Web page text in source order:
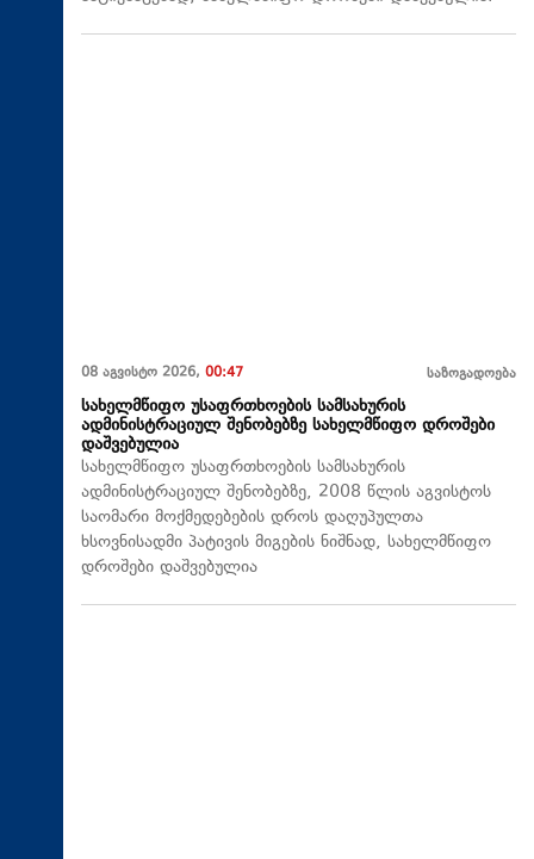
08 აგვისტო 2026, 00:47 საზოგადოება
სახელმწიფო უსაფრთხოების სამსახურის
ადმინისტრაციულ შენობებზე სახელმწიფო დროშები
დაშვებულია
სახელმწიფო უსაფრთხოების სამსახურის
ადმინისტრაციულ შენობებზე, 2008 წლის აგვისტოს
საომარი მოქმედებების დროს დაღუპულთა
ხსოვნისადმი პატივის მიგების ნიშნად, სახელმწიფო
დროშები დაშვებულია